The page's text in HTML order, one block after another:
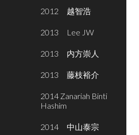
2012 越智浩
2013 Lee JW
2013 内方崇人
2013 藤枝裕介
2014 Zanariah Binti
Hashim
2014 中山泰宗